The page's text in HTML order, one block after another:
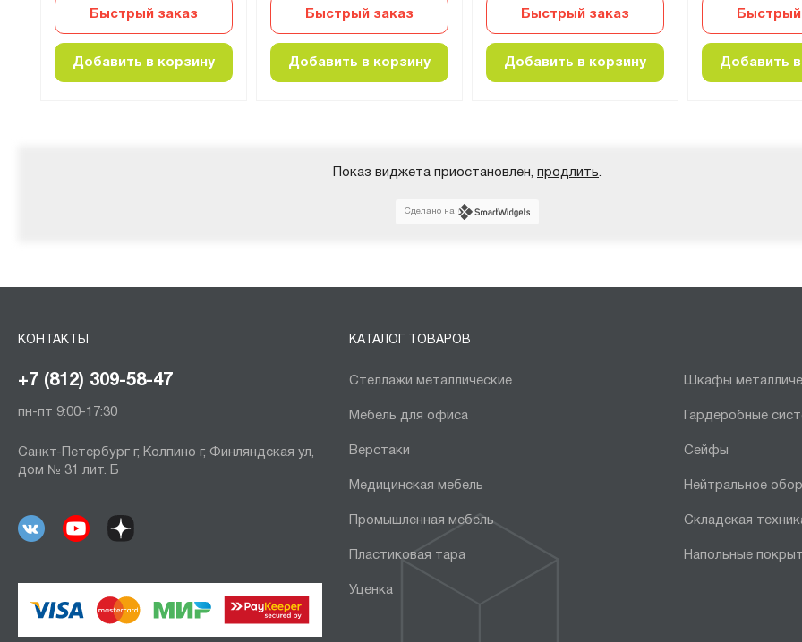
Быстрый заказ
Добавить в корзину
Быстрый заказ
Добавить в корзину
Быстрый заказ
Добавить в корзину
Быстрый
Добавить
Показ виджета приостановлен, продлить.
Сделано на
КОНТАКТЫ
+7 (812) 309-58-47
пн-пт 9:00-17:30
Санкт-Петербург г, Колпино г, Финляндская ул,
дом № 31 лит. Б
КАТАЛОГ ТОВАРОВ
Стеллажи металлические Шкафы
Мебель для офиса Гардеробные
Верстаки Сейфы
Медицинская мебель Нейтральное
Промышленная мебель Складская
Пластиковая тара Напольные
Уценка